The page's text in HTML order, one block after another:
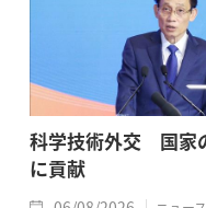
科学技術外交 国家
に貢献